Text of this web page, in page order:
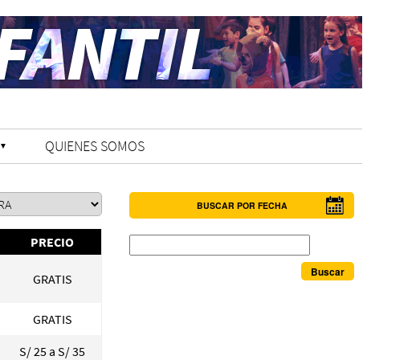
QUIENES SOMOS
PRECIO
GRATIS
GRATIS
S/ 25 a S/ 35
BUSCAR POR FECHA